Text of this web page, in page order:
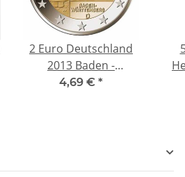
2 Euro Deutschland
2013 Baden -
Württemberg,
4,69 € *